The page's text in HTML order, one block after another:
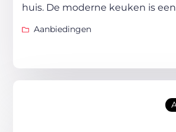
huis. De moderne keuken is een
Aanbiedingen